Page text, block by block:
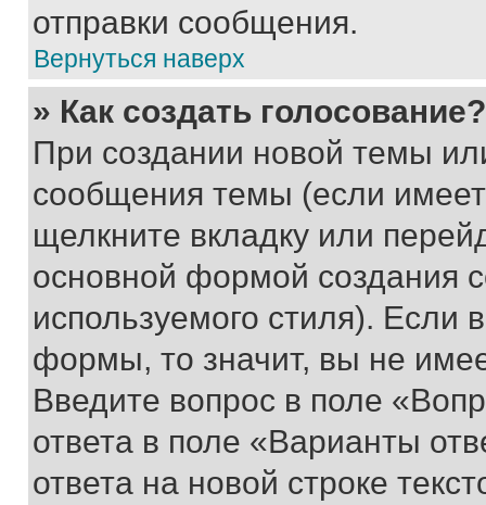
отправки сообщения.
Вернуться наверх
» Как создать голосование?
При создании новой темы
сообщения темы (если
щелкните вкладку или
основной формой создания
используемого стиля). Если
формы, то значит, вы не
Введите вопрос в поле
ответа в поле «Варианты
ответа на новой строке